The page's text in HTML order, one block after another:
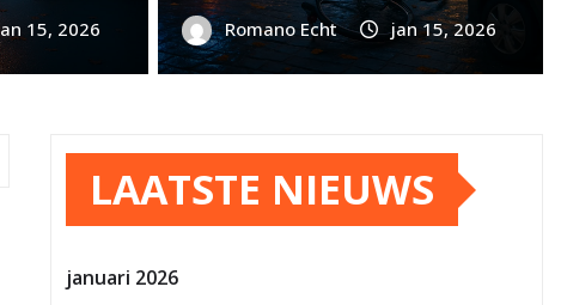
15, 2026 Romano Echt jan 15, 2026
LAATSTE NIEUWS
januari 2026